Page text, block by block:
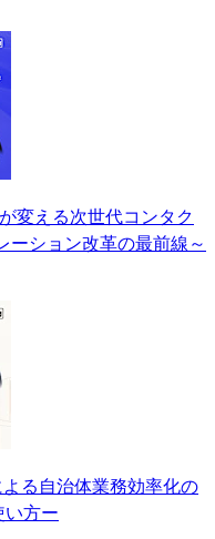
変える次世代コンタク
ーション改革の最前線～
る自治体業務効率化の
方ー